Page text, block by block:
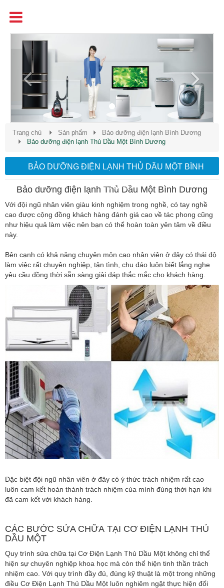
Previous
Trang chủ Sản phẩm
Bảo dưỡng điện lạnh Bình Dương
Bảo dưỡng điện lạnh Thủ Dầu Một Bình Dương
BẢO DƯỠNG ĐIỆN LẠNH THỦ DẦU MỘT BÌNH
DƯƠNG
Bảo dưỡng điện lạnh Thủ Dầu Một Bình Dương
Với đội ngũ nhân viên giàu kinh nghiệm trong nghề, có tay nghề
cao được cộng đồng khách hàng đánh giá cao về tác phong cũng
như hiệu quả làm việc nên bạn có thể hoàn toàn yên tâm về điều
này.
Bên cạnh có khả năng chuyên môn cao nhân viên ở đây có thái độ
làm việc rất chuyên nghiệp, tận tình, chu đáo luôn biết lắng nghe
yêu cầu đồng thời sẵn sàng giải đáp thắc mắc cho khách hàng.
Đặc biệt đội ngũ nhân viên ở đây có ý thức trách nhiệm rất cao
luôn cam kết hoàn thành trách nhiệm của mình đúng thời hạn khi
đã cam kết với khách hàng.
CÁC BƯỚC SỬA CHỮA TẠI CƠ ĐIỆN LẠNH THỦ
DẦU MỘT
Quy trình sửa chữa tại Cơ Điện Lạnh Thủ Dầu Một không chỉ thể
hiện sự chuyên nghiệp khoa học mà còn thể hiện tinh thần trách
nhiệm cao. Với quy trình đầy đủ, đúng kỹ thuật là một trong những
điều Cơ Điện Lạnh Thủ Dầu Một luôn nghiêm ngặt thực hiện đối